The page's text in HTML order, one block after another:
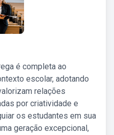
é completa ao
escolar, adotando
relações
por criatividade e
os estudantes em sua
geração excepcional,